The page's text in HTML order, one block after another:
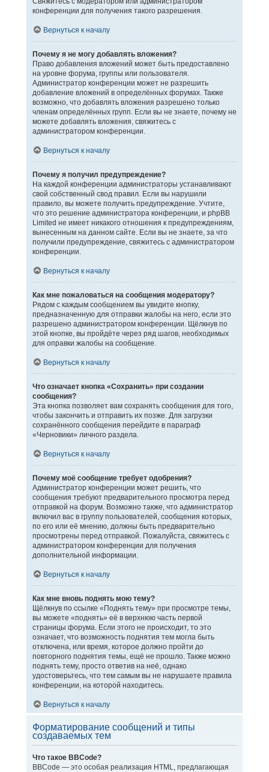
конференции для получения такого разрешения.
Вернуться к началу
Почему я не могу добавлять вложения?
Право добавления вложений может быть предоставлено
на уровне форума, группы или пользователя.
Администратор конференции может не разрешить
добавление вложений в определённых форумах. Также
возможно, что добавлять вложения разрешено только
членам определённых групп. Если вы не знаете, почему не
можете добавлять вложения, свяжитесь с
администратором конференции.
Вернуться к началу
Почему я получил предупреждение?
На каждой конференции администраторы устанавливают
свой собственный свод правил. Если вы нарушили
правило, вы можете получить предупреждение. Учтите,
что это решение администратора конференции, и phpBB
Limited не имеет никакого отношения к предупреждениям,
вынесенным на данном сайте. Если вы не знаете, за что
получили предупреждение, свяжитесь с администратором
конференции.
Вернуться к началу
Как мне пожаловаться на сообщения модератору?
Рядом с каждым сообщением вы увидите кнопку,
предназначенную для отправки жалобы на него, если это
разрешено администратором конференции. Щёлкнув по
этой кнопке, вы пройдёте через ряд шагов, необходимых
для оправки жалобы на сообщение.
Вернуться к началу
Что означает кнопка «Сохранить» при создании
сообщения?
Эта кнопка позволяет вам сохранять сообщения для того,
чтобы закончить и отправить их позже. Для загрузки
сохранённого сообщения перейдите в параграф
«Черновики» личного раздела.
Вернуться к началу
Почему моё сообщение требует одобрения?
Администратор конференции может решить, что
сообщения требуют предварительного просмотра перед
отправкой на форум. Возможно также, что администратор
включил вас в группу пользователей, сообщения которых,
по его или её мнению, должны быть предварительно
просмотрены перед отправкой. Пожалуйста, свяжитесь с
администратором конференции для получения
дополнительной информации.
Вернуться к началу
Как мне вновь поднять мою тему?
Щёлкнув по ссылке «Поднять тему» при просмотре темы,
вы можете «поднять» её в верхнюю часть первой
страницы форума. Если этого не происходит, то это
означает, что возможность поднятия тем могла быть
отключена, или время, которое должно пройти до
повторного поднятия темы, ещё не прошло. Также можно
поднять тему, просто ответив на неё, однако
удостоверьтесь, что тем самым вы не нарушаете правила
конференции, на которой находитесь.
Вернуться к началу
Форматирование сообщений и типы
создаваемых тем
Что такое BBCode?
BBCode — это особая реализация HTML, предлагающая